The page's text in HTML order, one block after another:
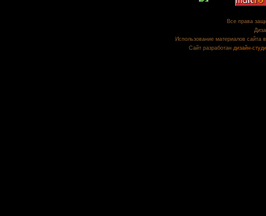
Все права
Использование материалов сайта
Сайт разработан дизайн-